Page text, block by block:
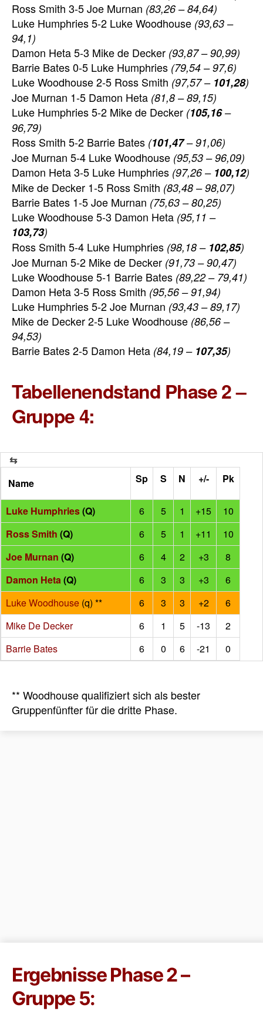
Ross Smith 3-5 Joe Murnan (83,26 – 84,64)
Luke Humphries 5-2 Luke Woodhouse (93,63 –
94,1)
Damon Heta 5-3 Mike de Decker (93,87 – 90,99)
Barrie Bates 0-5 Luke Humphries (79,54 – 97,6)
Luke Woodhouse 2-5 Ross Smith (97,57 – 101,28)
Joe Murnan 1-5 Damon Heta (81,8 – 89,15)
Luke Humphries 5-2 Mike de Decker (105,16–
96,79)
Ross Smith 5-2 Barrie Bates (101,47– 91,06)
Joe Murnan 5-4 Luke Woodhouse (95,53 – 96,09)
Damon Heta 3-5 Luke Humphries (97,26 – 100,12)
Mike de Decker 1-5 Ross Smith (83,48 – 98,07)
Barrie Bates 1-5 Joe Murnan (75,63 – 80,25)
Luke Woodhouse 5-3 Damon Heta (95,11 –
103,73)
Ross Smith 5-4 Luke Humphries (98,18 – 102,85)
Joe Murnan 5-2 Mike de Decker (91,73 – 90,47)
Luke Woodhouse 5-1 Barrie Bates (89,22 – 79,41)
Damon Heta 3-5 Ross Smith (95,56 – 91,94)
Luke Humphries 5-2 Joe Murnan (93,43 – 89,17)
Mike de Decker 2-5 Luke Woodhouse (86,56 –
94,53)
Barrie Bates 2-5 Damon Heta (84,19 – 107,35)
Tabellenendstand Phase 2 –
Gruppe 4:
Name Sp S N +/- Pk
Luke Humphries(Q) 6 5 1 +15
10
Ross Smith (Q) 6 5 1 +11
10
Joe Murnan (Q) 6 4 2 +3
8
Damon Heta(Q) 6 3 3 +3
6
Luke Woodhouse (q) ** 6 3 3 +2
6
Mike De Decker
6 1 5 -13
2
Barrie Bates
6 0 6 -21 0
** Woodhouse qualifiziert sich als bester
Gruppenfünfter für die dritte Phase.
Ergebnisse Phase 2 –
Gruppe 5: